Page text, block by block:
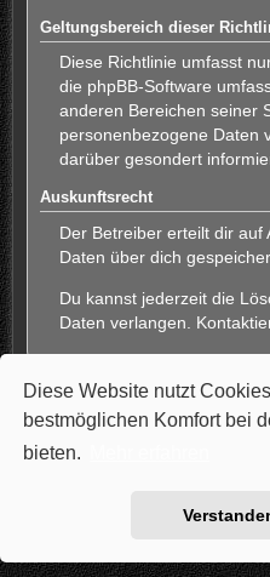
Diese Website nutzt
bestmöglichen Komfort bei
bieten.
Geltungsbereich dieser
Diese Richtlinie umfasst
die phpBB-Software
anderen Bereichen seiner
personenbezogene Daten
darüber gesondert
Auskunftsrecht
Der Betreiber erteilt dir auf
Daten über dich
Du kannst jederzeit die
Daten verlangen.
Powered by